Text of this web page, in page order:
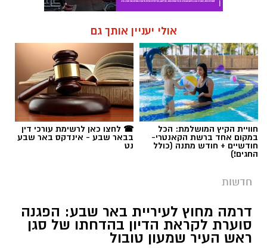
אולי יעניין אותך גם
חוויית הקיץ המושלמת: הכל
במקום אחד ברשת הקאנטרי-
חודשיים + חודש מתנה (כולל
החגים!)
☎ לחצו כאן לרשימת עורכי דין
בבאר שבע - אינדקס באר שבע
נט
חדשות
דרמה מחוץ לעיריית באר שבע: הפגנה
סוערת לקראת הדיון בהדחתו של סגן
ראש העיר שמעון טובול